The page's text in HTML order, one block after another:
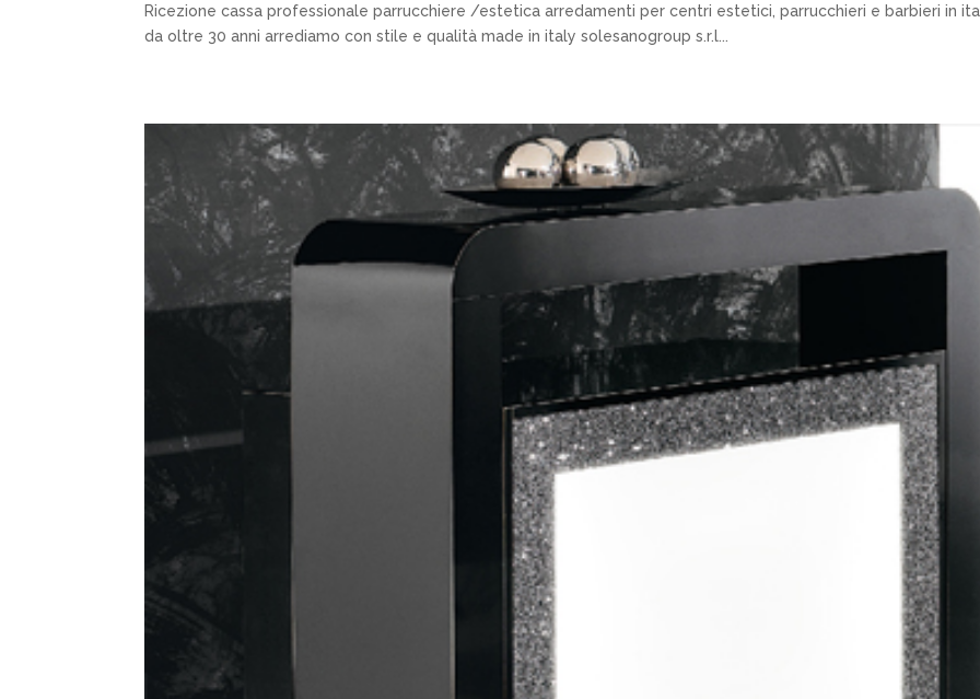
Ricezione cassa professionale parrucchiere /estetica arredamenti per centri estetici, parrucchieri e barbieri in
da oltre 30 anni arrediamo con stile e qualità made in italy solesanogroup s.r.l...